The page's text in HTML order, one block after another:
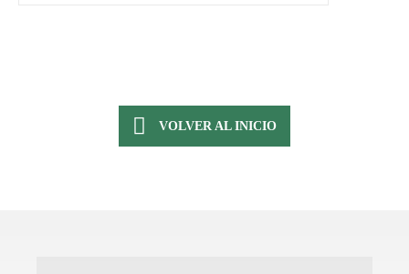
VOLVER AL INICIO